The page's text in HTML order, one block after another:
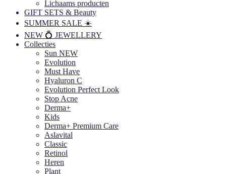
Lichaams producten
GIFT SETS & Beauty
SUMMER SALE ☀️
NEW 💍 JEWELLERY
Collecties
Sun NEW
Evolution
Must Have
Hyaluron C
Evolution Perfect Look
Stop Acne
Derma+
Kids
Derma+ Premium Care
Aslavital
Classic
Retinol
Heren
Plant